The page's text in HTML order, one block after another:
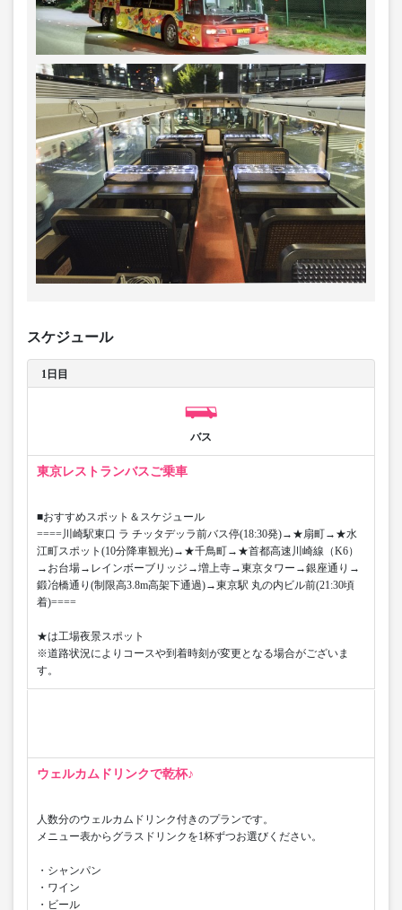
スケジュール
1日目
バス
東京レストランバスご乗車
■おすすめスポット＆スケジュール
====川崎駅東口 ラ チッタデッラ前バス停(18:30発)→★扇町→★水
江町スポット(10分降車観光)→★千鳥町→★首都高速川崎線（K6）
→お台場→レインボーブリッジ→増上寺→東京タワー→銀座通り→
鍛冶橋通り(制限高3.8m高架下通過)→東京駅 丸の内ビル前(21:30頃
着)====
★は工場夜景スポット
※道路状況によりコースや到着時刻が変更となる場合がございま
す。
ウェルカムドリンクで乾杯♪
人数分のウェルカムドリンク付きのプランです。
メニュー表からグラスドリンクを1杯ずつお選びください。
・シャンパン
・ワイン
・ビール